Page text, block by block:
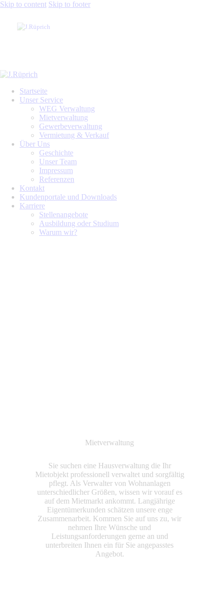
Skip to content Skip to footer
Startseite
Unser Service
WEG Verwaltung
Mietverwaltung
Gewerbeverwaltung
Vermietung & Verkauf
Über Uns
Geschichte
Unser Team
Impressum
Referenzen
Kontakt
Kundenportale und Downloads
Karriere
Stellenangebote
Ausbildung oder Studium
Warum wir?
Mietverwaltung
Sie suchen eine Hausverwaltung die Ihr
Mietobjekt professionell verwaltet und sorgfältig
pflegt. Als Verwalter von Wohnanlagen
unterschiedlicher Größen, wissen wir vorauf es
auf dem Mietmarkt ankommt. Langjährige
Eigentümerkunden schätzen unsere enge
Zusammenarbeit. Kommen Sie auf uns zu, wir
nehmen Ihre Wünsche und
Leistungsanforderungen gerne an und
unterbreiten Ihnen ein für Sie angepasstes
Angebot.